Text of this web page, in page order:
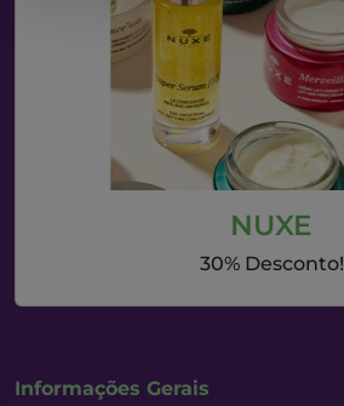
NUXE
30% Desconto!
Informações Gerais